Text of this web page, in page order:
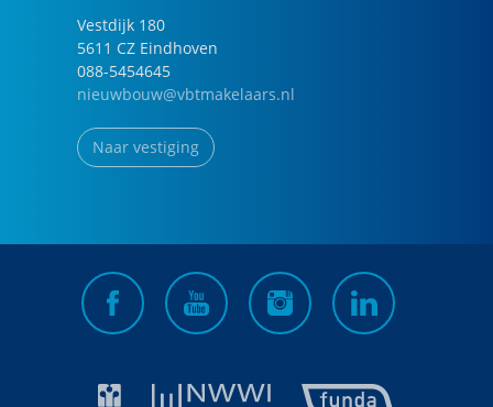
Vestdijk 180
5611 CZ Eindhoven
088-5454645
nieuwbouw@vbtmakelaars.nl
Naar vestiging